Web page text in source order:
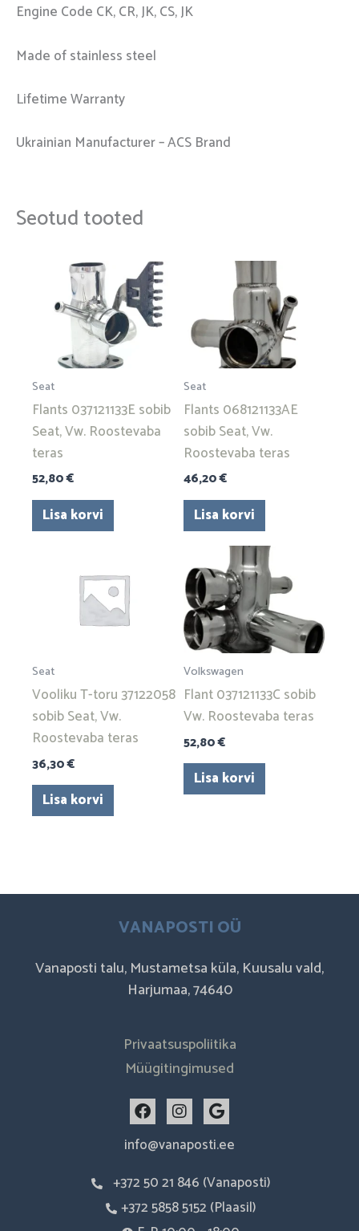
Engine Code CK, CR, JK, CS, JK
Made of stainless steel
Lifetime Warranty
Ukrainian Manufacturer – ACS Brand
Seotud tooted
Seat
Flants 037121133E sobib
Seat, Vw. Roostevaba
teras
52,80€
Lisa korvi
Seat
Flants 068121133AE
sobib Seat, Vw.
Roostevaba teras
46,20€
Lisa korvi
Seat
Vooliku T-toru 37122058
sobib Seat, Vw.
Roostevaba teras
36,30€
Lisa korvi
Volkswagen
Flant 037121133C sobib
Vw. Roostevaba teras
52,80€
Lisa korvi
VANAPOSTI OÜ
Vanaposti talu, Mustametsa küla, Kuusalu vald,
Harjumaa, 74640
Privaatsuspoliitika
Müügitingimused
F
a
c
e
o
o
k
I
n
s
t
g
r
a
G
o
o
g
e
info@vanaposti.ee
+372 50 21 846 (Vanaposti)
+372 5858 5152 (Plaasil)